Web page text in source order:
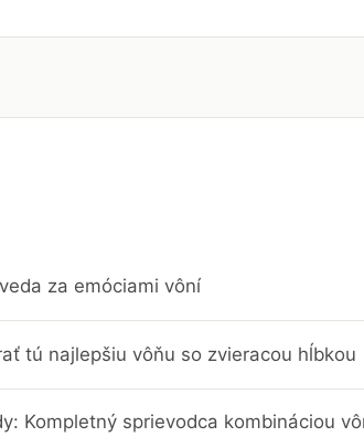
za emóciami vôní
tú najlepšiu vôňu so zvieracou hĺbkou
Kompletný sprievodca kombináciou